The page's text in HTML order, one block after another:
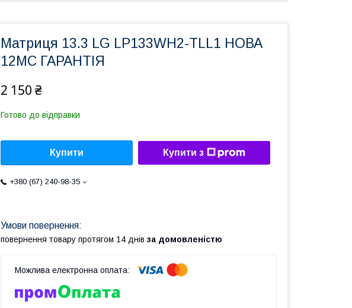
Матриця 13.3 LG LP133WH2-TLL1 НОВА
12МС ГАРАНТІЯ
2 150 ₴
Готово до відправки
Купити Купити з
+380 (67) 240-98-35
повернення товару протягом 14 днів за домовленістю